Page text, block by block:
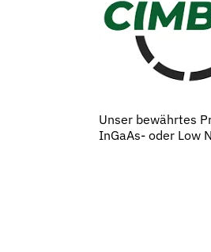
Unser bewährtes
InGaAs- oder Low